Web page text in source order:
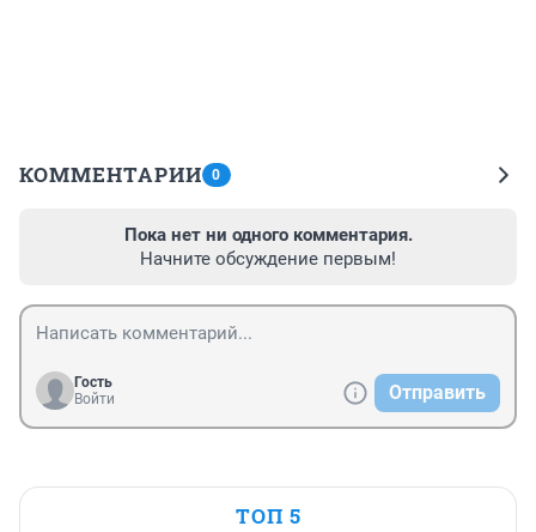
КОММЕНТАРИИ 0
Пока нет ни одного комментария.
Начните обсуждение первым!
Гость
Войти
Отправить
ТОП 5